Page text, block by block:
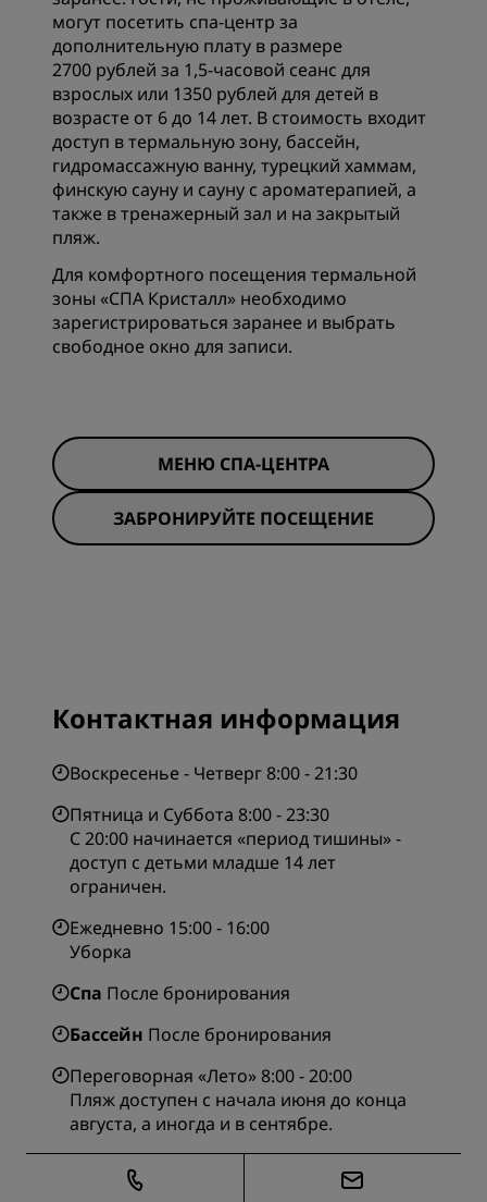
могут посетить спа-центр за
дополнительную плату в размере
2700 рублей за 1,5-часовой сеанс для
взрослых или 1350 рублей для детей в
возрасте от 6 до 14 лет. В стоимость входит
доступ в термальную зону, бассейн,
гидромассажную ванну, турецкий хаммам,
финскую сауну и сауну с ароматерапией, а
также в тренажерный зал и на закрытый
пляж.
Для комфортного посещения термальной
зоны «СПА Кристалл» необходимо
зарегистрироваться заранее и выбрать
свободное окно для записи.
МЕНЮ СПА-ЦЕНТРА
ЗАБРОНИРУЙТЕ ПОСЕЩЕНИЕ
Контактная информация
Воскресенье - Четверг 8:00 - 21:30
Пятница и Суббота 8:00 - 23:30
С 20:00 начинается «период тишины» -
доступ с детьми младше 14 лет
ограничен.
Ежедневно 15:00 - 16:00
Уборка
Спа После бронирования
Бассейн После бронирования
Переговорная «Лето» 8:00 - 20:00
Пляж доступен с начала июня до конца
августа, а иногда и в сентябре.